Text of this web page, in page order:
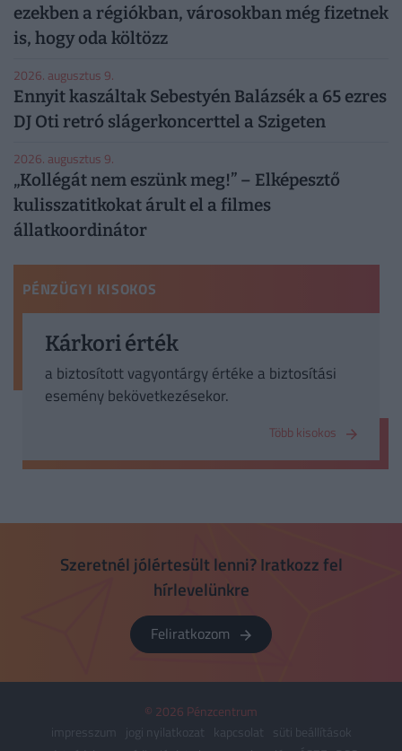
ezekben a régiókban, városokban még fizetnek
is, hogy oda költözz
2026. augusztus 9.
Ennyit kaszáltak Sebestyén Balázsék a 65 ezres
DJ Oti retró slágerkoncerttel a Szigeten
2026. augusztus 9.
„Kollégát nem eszünk meg!” – Elképesztő
kulisszatitkokat árult el a filmes
állatkoordinátor
PÉNZÜGYI KISOKOS
Kárkori érték
a biztosított vagyontárgy értéke a biztosítási
esemény bekövetkezésekor.
Több kisokos
Szeretnél jólértesült lenni? Iratkozz fel
hírlevelünkre
Feliratkozom
© 2026 Pénzcentrum
impresszum
jogi nyilatkozat kapcsolat
süti beállítások